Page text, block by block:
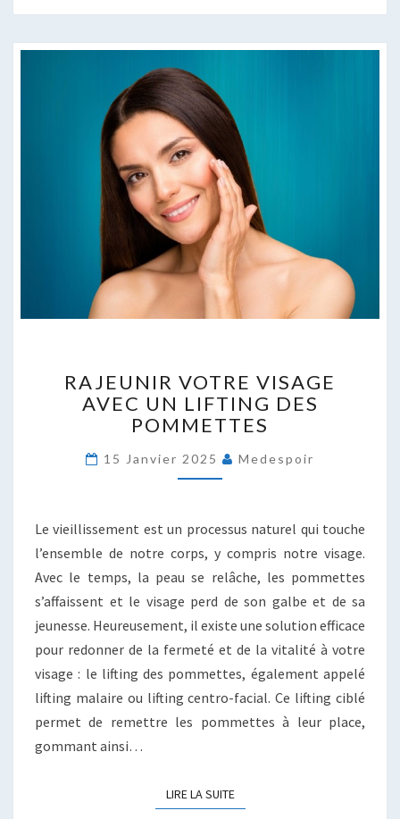
VOTRE
VISAGE
AVEC
LIFTING
DES
RAJEUNIR VOTRE VISAGE
AVEC UN LIFTING DES
POMMETTES
15 Janvier 2025 Medespoir
Le vieillissement est un processus naturel qui touche
l’ensemble de notre corps, y compris notre visage.
Avec le temps, la peau se relâche, les pommettes
s’affaissent et le visage perd de son galbe et de sa
jeunesse. Heureusement, il existe une solution efficace
pour redonner de la fermeté et de la vitalité à votre
visage : le lifting des pommettes, également appelé
lifting malaire ou lifting centro-facial. Ce lifting ciblé
permet de remettre les pommettes à leur place,
gommant ainsi…
LIRE LA SUITELIRE LA SUITE